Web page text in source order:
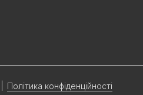
Політика конфіденційності